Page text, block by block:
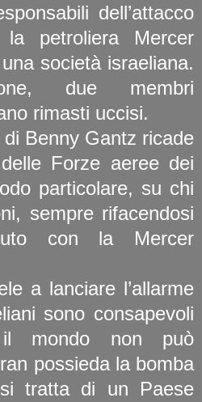
dell’attacco
la petroliera Mercer
società israeliana.
due membri
rimasti uccisi.
di Benny Gantz ricade
Forze aeree dei
particolare, su chi
sempre rifacendosi
con la Mercer
a lanciare l’allarme
sono consapevoli
mondo non può
possieda la bomba
tratta di un Paese